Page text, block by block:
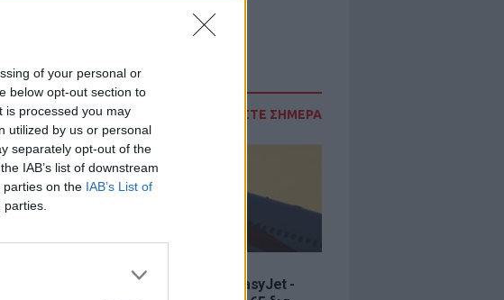
of your personal or
below opt-out section to
is processed you may
utilized by us or personal
separately opt-out of the
IAB’s list of downstream
parties on the IAB’s List of
ΔΙΑΒΑΣΤΕ ΣΗΜΕΡΑ
Συμφωνία εξαγοράς για την EasyJet -